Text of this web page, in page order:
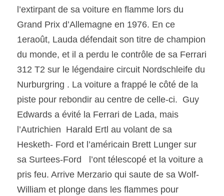
l’extirpant de sa voiture en flamme lors du
Grand Prix d’Allemagne en 1976. En ce
1eraoût, Lauda défendait son titre de champion
du monde, et il a perdu le contrôle de sa Ferrari
312 T2 sur le légendaire circuit Nordschleife du
Nurburgring . La voiture a frappé le côté de la
piste pour rebondir au centre de celle-ci.  Guy
Edwards a évité la Ferrari de Lada, mais
l’Autrichien  Harald Ertl au volant de sa
Hesketh- Ford et l’américain Brett Lunger sur
sa Surtees-Ford   l’ont télescopé et la voiture a
pris feu. Arrive Merzario qui saute de sa Wolf-
William et plonge dans les flammes pour